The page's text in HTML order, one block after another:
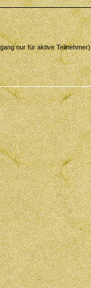
nur für aktive Teilnehmer)